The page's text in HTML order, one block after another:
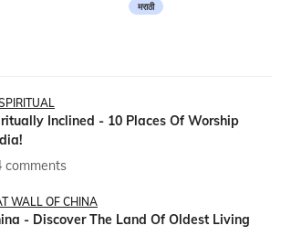
मराठी
Inclined - 10 Places Of Worship
comments
WALL OF CHINA
- Discover The Land Of Oldest Living